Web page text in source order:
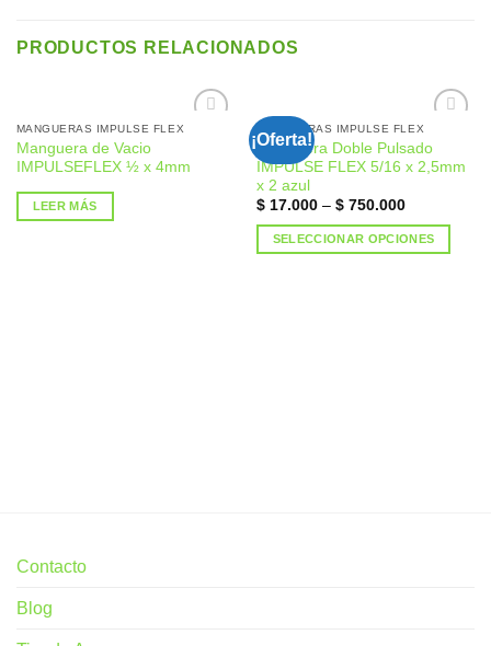
PRODUCTOS RELACIONADOS
MANGUERAS IMPULSE FLEX
Manguera de Vacio
IMPULSEFLEX ½ x 4mm
LEER MÁS
¡Oferta!
Añadir
a la
MANGUERAS IMPULSE FLEX
Manguera Doble Pulsado
IMPULSE FLEX 5/16 x 2,5mm
x 2 azul
$17.000– $750.000
SELECCIONAR OPCIONES
Contacto
Blog